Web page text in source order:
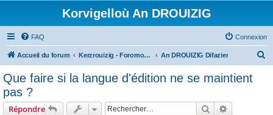
Korvigelloù An DROUIZIG
FAQ Connexion
Accueil du forum Kerzrouizig - Foromoù An Drouizig An DROUIZIG Difazier
Que faire si la langue d'édition ne se maintient
pas ?
Répondre Rechercher